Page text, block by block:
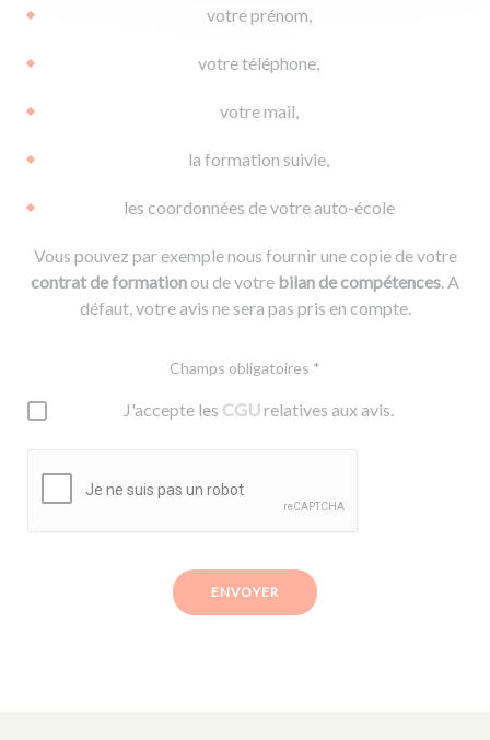
votre prénom,
votre téléphone,
votre mail,
la formation suivie,
les coordonnées de votre auto-école
Vous pouvez par exemple nous fournir une copie de votre
contrat de formationou de votre bilan de compétences. A
défaut, votre avis ne sera pas pris en compte.
Champs obligatoires *
J'accepte les CGUrelatives aux avis.
ENVOYER